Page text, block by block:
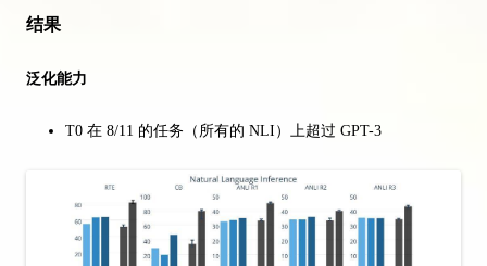
结果
泛化能力
T0 在 8/11 的任务（所有的 NLI）上超过 GPT-3